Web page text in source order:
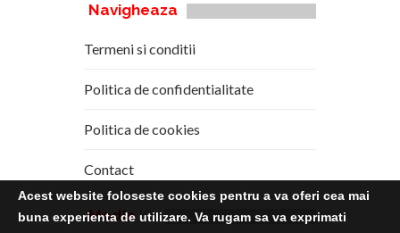
Navigheaza
Termeni si conditii
Politica de confidentialitate
Politica de cookies
Contact
Media Kit
Acest website foloseste cookies pentru a va oferi cea mai
buna experienta de utilizare. Va rugam sa va exprimati